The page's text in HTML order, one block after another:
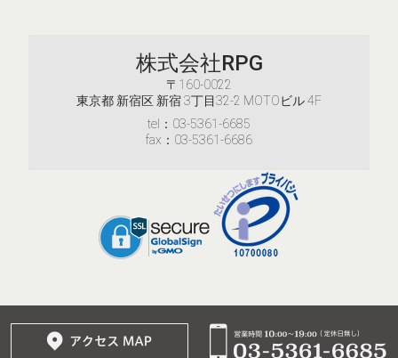
株式会社RPG
〒160-0022
東京都 新宿区 新宿 3丁目32-2 MOTOビル 4F
tel：03-5361-6685
fax：03-5361-6686